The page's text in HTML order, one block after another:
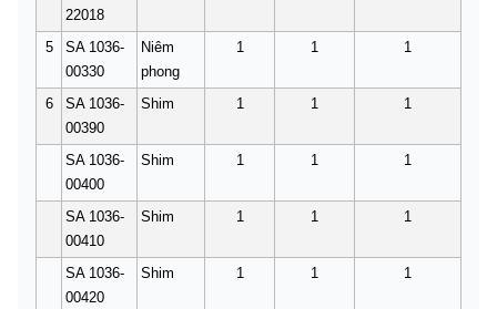
22018
5
SA 1036-
00330
Niêm
phong
1 1 1
6
SA 1036-
00390
Shim 1 1 1
SA 1036-
00400
Shim 1 1 1
SA 1036-
00410
Shim 1 1 1
SA 1036-
00420
Shim 1 1 1